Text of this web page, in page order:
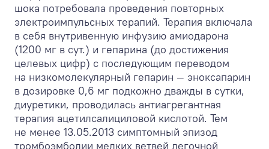
шока потребовала проведения повторных
электроимпульсных терапий. Терапия включала
в себя внутривенную инфузию амиодарона
(1200 мг в сут.) и гепарина (до достижения
целевых цифр) с последующим переводом
на низкомолекулярный гепарин — эноксапарин
в дозировке 0,6 мг подкожно дважды в сутки,
диуретики, проводилась антиагрегантная
терапия ацетилсалициловой кислотой. Тем
не менее 13.05.2013 симптомный эпизод
тромбоэмболии мелких ветвей легочной